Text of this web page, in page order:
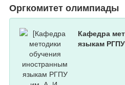
Оргкомитет олимпиады
Кафедра
языкам